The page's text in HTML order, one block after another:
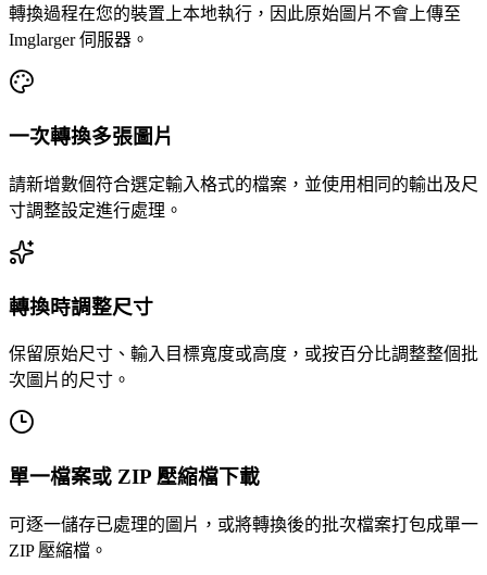
轉換過程在您的裝置上本地執行，因此原始圖片不會上傳至
Imglarger 伺服器。
一次轉換多張圖片
請新增數個符合選定輸入格式的檔案，並使用相同的輸出及尺
寸調整設定進行處理。
轉換時調整尺寸
保留原始尺寸、輸入目標寬度或高度，或按百分比調整整個批
次圖片的尺寸。
單一檔案或 ZIP 壓縮檔下載
可逐一儲存已處理的圖片，或將轉換後的批次檔案打包成單一
ZIP 壓縮檔。